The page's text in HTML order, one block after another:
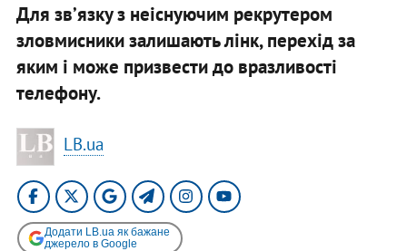
Для звʼязку з неіснуючим рекрутером
зловмисники залишають лінк, перехід за
яким і може призвести до вразливості
телефону.
LB.ua
Додати LB.ua як бажане
джерело в Google